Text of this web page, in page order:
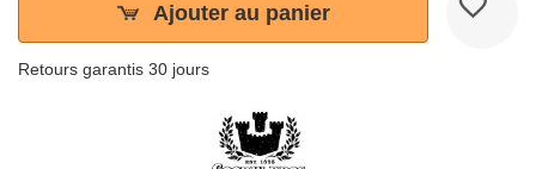
Ajouter au panier
Retours garantis 30 jours